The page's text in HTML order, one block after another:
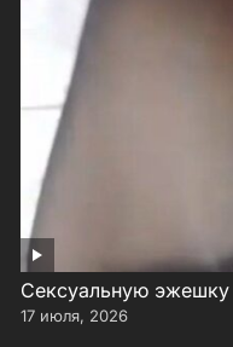
Сексуальную эжешку
17 июля, 2026